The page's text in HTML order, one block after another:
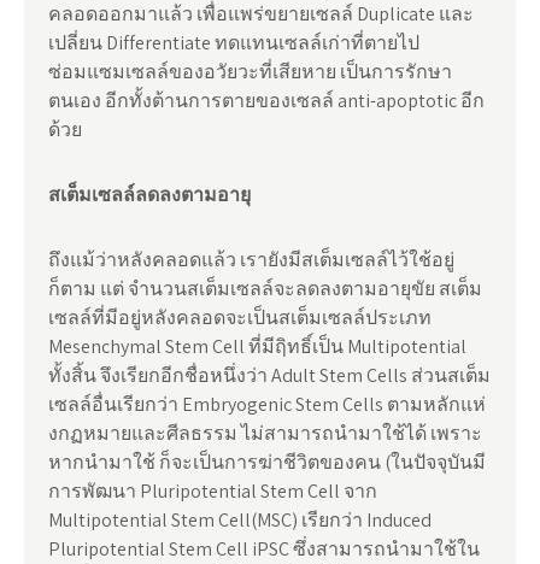
คลอดออกมาแล้ว เพื่อแพร่ขยายเซลล์ Duplicate และ
เปลี่ยน Differentiate ทดแทนเซลล์เก่าที่ตายไป
ซ่อมแซมเซลล์ของอวัยวะที่เสียหาย เป็นการรักษา
ตนเอง อีกทั้งต้านการตายของเซลล์ anti-apoptotic อีก
ด้วย
สเต็มเซลล์ลดลงตามอายุ
ถึงแม้ว่าหลังคลอดแล้ว เรายังมีสเต็มเซลล์ไว้ใช้อยู่
ก็ตาม แต่ จำนวนสเต็มเซลล์จะลดลงตามอายุขัย สเต็ม
เซลล์ที่มีอยู่หลังคลอดจะเป็นสเต็มเซลล์ประเภท
Mesenchymal Stem Cell ที่มีฤิทธิ์เป็น Multipotential
ทั้งสิ้น จึงเรียกอีกชื่อหนึ่งว่า Adult Stem Cells ส่วนสเต็ม
เซลล์อื่นเรียกว่า Embryogenic Stem Cells ตามหลักแห่
งกฏหมายและศีลธรรม ไม่สามารถนำมาใช้ได้ เพราะ
หากนำมาใช้ ก็จะเป็นการฆ่าชีวิตของคน (ในปัจจุบันมี
การพัฒนา Pluripotential Stem Cell จาก
Multipotential Stem Cell(MSC) เรียกว่า Induced
Pluripotential Stem Cell iPSC ซึ่งสามารถนำมาใช้ใน